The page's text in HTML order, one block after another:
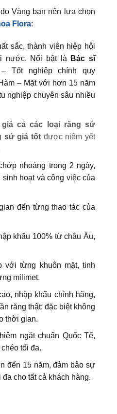
Vàng bạn nên lựa chọn
Flora:
sắc, thành viên hiệp hội
nước. Nổi bật là
Bác sĩ
– Tốt nghiệp chính quy
– Mặt với hơn 15 năm
nghiệp chuyên sâu nhiều
giá cả các loại răng sứ
sứ giá tốt được niêm yết
nhoáng trong 2 ngày,
hoạt và công việc của
đến từng thao tác của
khẩu 100% từ châu Âu,
từng khuôn mặt, tinh
milimet.
nhập khẩu chính hãng,
răng thật; đặc biệt không
thời gian.
ngặt chuẩn Quốc Tế,
tối đa.
đến 15 năm, đảm bảo sự
cho tất cả khách hàng.